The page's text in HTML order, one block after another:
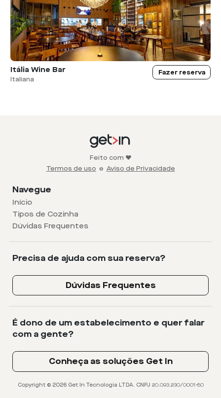
Itália Wine Bar
Italiana
Fazer reserva
Feito com ❤️
Termos de uso e Aviso de Privacidade
Navegue
Início
Tipos de Cozinha
Dúvidas Frequentes
Precisa de ajuda com sua reserva?
Dúvidas Frequentes
É dono de um estabelecimento e quer falar
com a gente?
Conheça as soluções Get In
Copyright © 2026 Get In Tecnologia LTDA. CNPJ 20.093.230/0001-50